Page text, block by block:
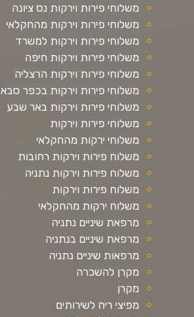
משלוחי פירות וירקות נס ציונה
משלוחי פירות וירקות מהחקלאי
משלוחי פירות וירקות למשרד
משלוחי פירות וירקות חיפה
משלוחי פירות וירקות הרצליה
משלוחי פירות וירקות בכפר סבא
משלוחי פירות וירקות באר שבע
משלוחי פירות וירקות
משלוחי ירקות מהחקלאי
משלוח פירות וירקות רחובות
משלוח פירות וירקות נתניה
משלוח פירות וירקות
משלוח ירקות מהחקלאי
מרפאת שיניים נתניה
מרפאת שיניים בנתניה
מרפאות שיניים נתניה
מקרן להשכרה
מקרן
מפיצי ריח לשירותים